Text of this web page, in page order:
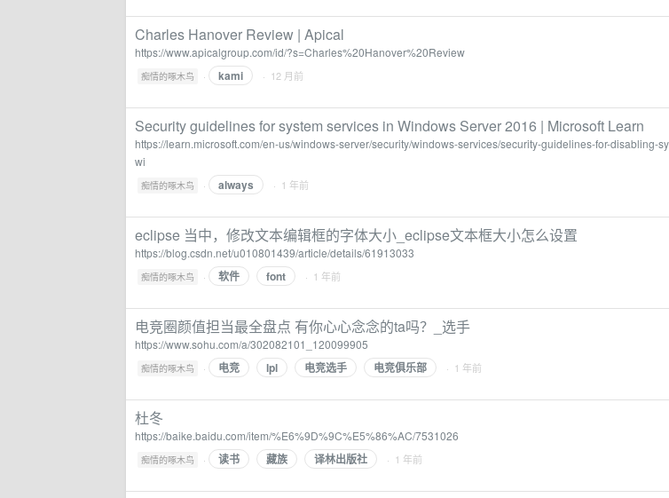
Charles Hanover Review | Apical
https://www.apicalgroup.com/id/?s=Charles%20Hanover%20Review
痴情的啄木鸟 · kami · 12 月前
Security guidelines for system services in Windows Server 2016 | Microsoft Learn
https://learn.microsoft.com/en-us/windows-server/security/windows-services/security-guidelines-for-disabling-
wi
痴情的啄木鸟 · always · 1 年前
eclipse 当中，修改文本编辑框的字体大小_eclipse文本框大小怎么设置
https://blog.csdn.net/u010801439/article/details/61913033
痴情的啄木鸟 · 软件 font · 1 年前
电竞圈颜值担当最全盘点 有你心心念念的ta吗？_选手
https://www.sohu.com/a/302082101_120099905
痴情的啄木鸟 · 电竞 lpl 电竞选手 电竞俱乐部 · 1 年前
杜冬
https://baike.baidu.com/item/%E6%9D%9C%E5%86%AC/7531026
痴情的啄木鸟 · 读书 藏族 译林出版社 · 1 年前